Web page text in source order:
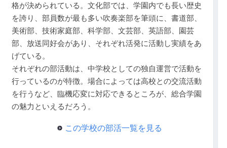
格が決められている。文化部では、学園内でも長い歴史
を誇り、部員数が最も多い吹奏楽部を筆頭に、書道部、
美術部、技術家庭部、科学部、文芸部、英語部、園芸
部、放送同好会があり、それぞれ活発に活動し実績をあ
げている。
それぞれの部活動は、中学校としての独自運営で活動を
行っているのが特徴。場合によっては高校との交流活動
を行うなど、臨機応変に対応できるところが、総合学園
の魅力といえるだろう。
この学校の部活一覧を見る